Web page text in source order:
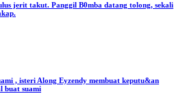
jerit takut. Panggil B0mba datang tolong, sekali
, isteri Along Eyzendy membuat keputu&an
buat suami